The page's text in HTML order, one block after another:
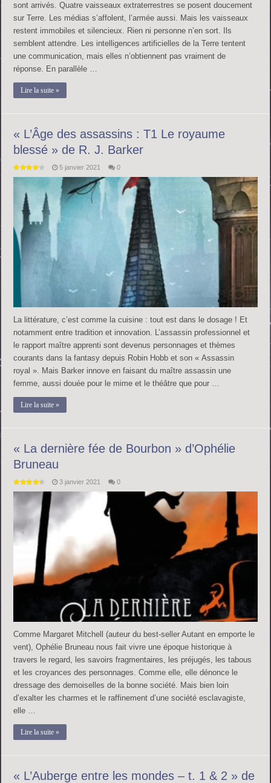
sont arrivés. Quatre vaisseaux extraterrestres se posent doucement
sur Terre. Les médias s’affolent, l’armée aussi. Mais les vaisseaux
restent immobiles et silencieux. Rien ni personne n’en sort. Ils
semblent attendre. Les intelligences artificielles de la Terre tentent
une communication, mais elles n’obtiennent pas vraiment de
réponse. En parallèle …
Lire la suite »
« L’Âge des assassins : T1 Le royaume
blessé » de R. J. Barker
5 janvier 2021 0
La littérature, c’est comme la cuisine : tout est dans le dosage ! Et
notamment entre tradition et innovation. L’assassin professionnel et
le rapport maître apprenti sont devenus personnages et thèmes
courants dans la fantasy depuis Robin Hobb et son « Assassin
royal ». Mais Barker innove en faisant du maître assassin une
femme, aussi douée pour le mime et le théâtre que pour …
Lire la suite »
« La dernière fée de Bourbon » d’Ophélie
Bruneau
3 janvier 2021 0
Comme Margaret Mitchell (auteur du best-seller Autant en emporte le
vent), Ophélie Bruneau nous fait vivre une époque historique à
travers le regard, les savoirs fragmentaires, les préjugés, les tabous
et les croyances des personnages. Comme elle, elle dénonce le
dressage des demoiselles de la bonne société. Mais bien loin
d’exalter les charmes et le raffinement d’une société esclavagiste,
elle …
Lire la suite »
« L’Auberge entre les mondes – t. 1 & 2 » de